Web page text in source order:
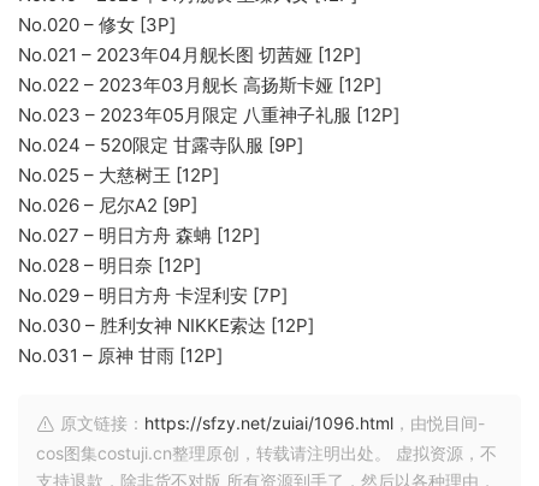
No.020 – 修女 [3P]
No.021 – 2023年04月舰长图 切茜娅 [12P]
No.022 – 2023年03月舰长 高扬斯卡娅 [12P]
No.023 – 2023年05月限定 八重神子礼服 [12P]
No.024 – 520限定 甘露寺队服 [9P]
No.025 – 大慈树王 [12P]
No.026 – 尼尔A2 [9P]
No.027 – 明日方舟 森蚺 [12P]
No.028 – 明日奈 [12P]
No.029 – 明日方舟 卡涅利安 [7P]
No.030 – 胜利女神 NIKKE索达 [12P]
No.031 – 原神 甘雨 [12P]
原文链接： https://sfzy.net/zuiai/1096.html ，由悦目间-
cos图集costuji.cn整理原创，转载请注明出处。 虚拟资源，不
支持退款，除非货不对版 所有资源到手了，然后以各种理由，